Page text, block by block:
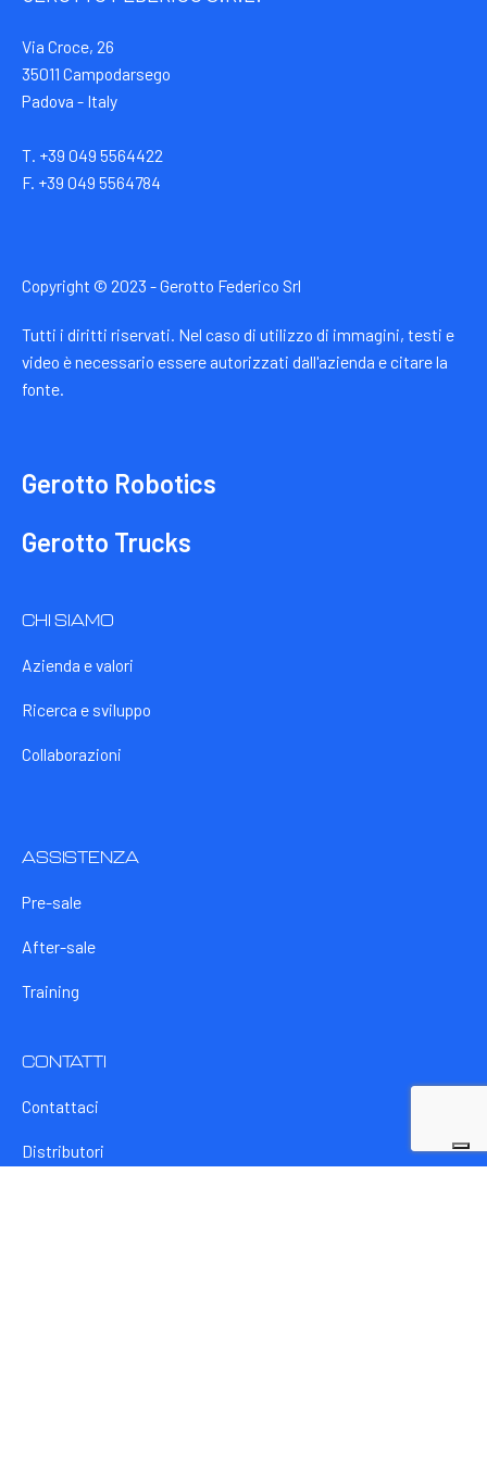
Via Croce, 26
35011 Campodarsego
Padova - Italy
T. +39 049 5564422
F. +39 049 5564784
Copyright © 2023 - Gerotto Federico Srl
Tutti i diritti riservati. Nel caso di utilizzo di immagini, testi e
video è necessario essere autorizzati dall'azienda e citare la
fonte.
Gerotto Robotics
Gerotto Trucks
CHI SIAMO
Azienda e valori
Ricerca e sviluppo
Collaborazioni
ASSISTENZA
Pre-sale
After-sale
Training
CONTATTI
Contattaci
Distributori